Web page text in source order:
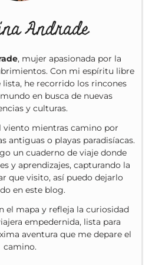
Andrade
, mujer apasionada por la
Con mi espíritu libre
he recorrido los rincones
en busca de nuevas
y culturas.
viento mientras camino por
antiguas o playas paradisíacas.
un cuaderno de viaje donde
y aprendizajes, capturando la
que visito, así puedo dejarlo
en este blog.
el mapa y refleja la curiosidad
empedernida, lista para
aventura que me depare el
camino.